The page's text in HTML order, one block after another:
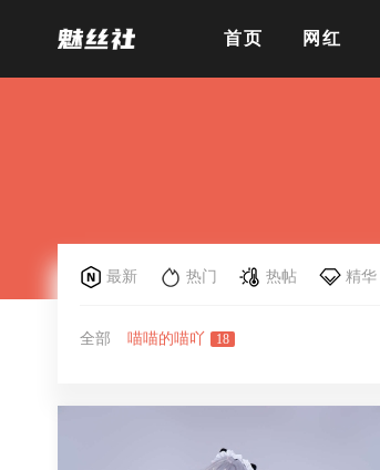
首页 网红
最新 热门 热帖 精华
全部 喵喵的喵吖 18